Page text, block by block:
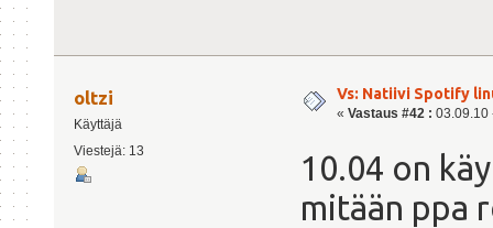
oltzi
Käyttäjä
Viestejä: 13
Vs: Natiivi Spotify
« Vastaus #42 : 03.09.10
10.04 on
mitään ppa